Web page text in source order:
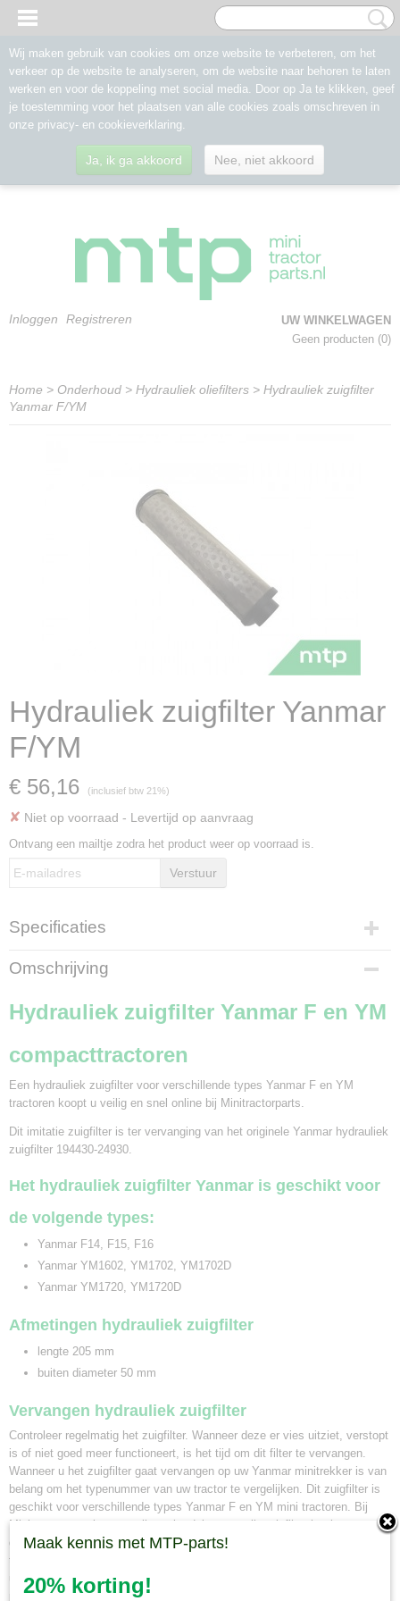
Inloggen Registreren
UW WINKELWAGEN
Geen producten (0)
Home > Onderhoud > Hydrauliek oliefilters > Hydrauliek zuigfilter
Yanmar F/YM
Hydrauliek zuigfilter Yanmar
F/YM
€ 56,16 (inclusief btw 21%)
✘ Niet op voorraad - Levertijd op aanvraag
Ontvang een mailtje zodra het product weer op voorraad is.
Verstuur
Specificaties
Bruto gewicht
0,20 Kg
Omschrijving
Hydrauliek zuigfilter Yanmar F en YM
compacttractoren
Een hydrauliek zuigfilter voor verschillende types Yanmar F en YM
tractoren koopt u veilig en snel online bij Minitractorparts.
Dit imitatie zuigfilter is ter vervanging van het originele Yanmar hydrauliek
zuigfilter 194430-24930.
Het hydrauliek zuigfilter Yanmar is geschikt voor
de volgende types:
Yanmar F14, F15, F16
Yanmar YM1602, YM1702, YM1702D
Yanmar YM1720, YM1720D
Afmetingen hydrauliek zuigfilter
lengte 205 mm
buiten diameter 50 mm
Vervangen hydrauliek zuigfilter
Controleer regelmatig het zuigfilter. Wanneer deze er vies uitziet, verstopt
is of niet goed meer functioneert, is het tijd om dit filter te vervangen.
Wanneer u het zuigfilter gaat vervangen op uw Yanmar minitrekker is van
belang om het typenummer van uw tractor te vergelijken. Dit zuigfilter is
geschikt voor verschillende types Yanmar F en YM mini tractoren. Bij
Minitractorparts kunnen wij u ook adviseren welk zuigfilter het beste
geschikt is voor uw minitrekker. Neem hiervoor contact op met onze mini
tractor specialisten. Wanneer u een zuigfilter bij ons bestelt voor 12.00
uur, en deze is op voorraad, wordt hij dezelfde dag nog verzonden. Naast
pakketbezorging kunt u ook uw bestelling in ons magazijn in Olst afhalen.
Wij maken gebruik van cookies om onze website te verbeteren, om het
verkeer op de website te analyseren, om de website naar behoren te laten
werken en voor de koppeling met social media. Door op Ja te klikken, geef
je toestemming voor het plaatsen van alle cookies zoals omschreven in
onze privacy- en cookieverklaring.
Ja, ik ga akkoord Nee, niet akkoord
Maak kennis met MTP-parts!
20% korting!